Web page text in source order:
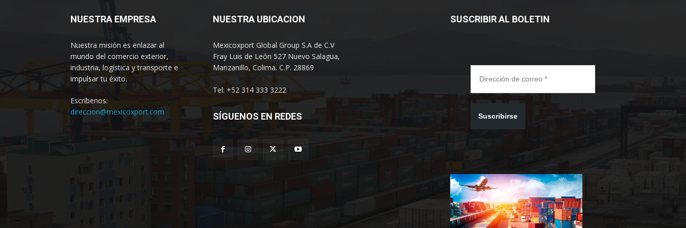
NUESTRA EMPRESA
Nuestra misión es enlazar al
mundo del comercio exterior,
industria, logística y transporte e
impulsar tu éxito.
Escríbenos:
direccion@mexicoxport.com
NUESTRA UBICACION
Mexicoxport Global Group S.A de C.V
Fray Luis de León 527 Nuevo Salagua,
Manzanillo, Colima. C.P. 28869
Tel: +52 314 333 3222
SÍGUENOS EN REDES
SUSCRIBIR AL BOLETIN
Suscribirse